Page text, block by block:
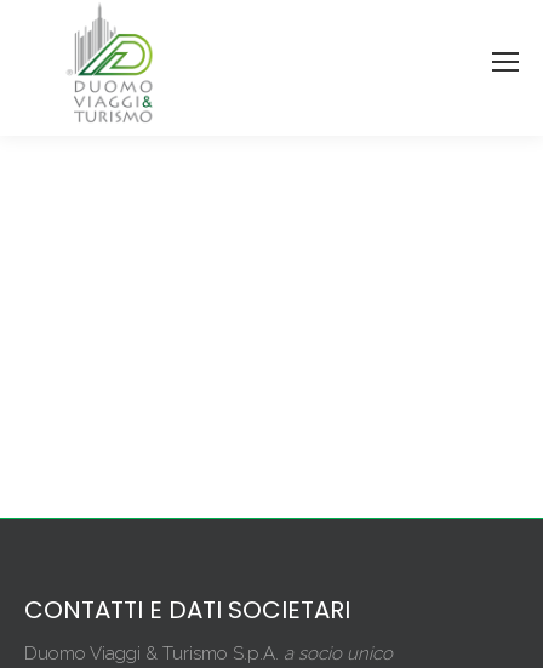
CONTATTI E DATI SOCIETARI
Duomo Viaggi & Turismo S.p.A. a socio unico